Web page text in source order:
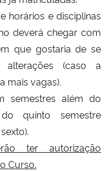
horários e disciplinas
deverá chegar com
que gostaria de se
(caso a
mais vagas).
semestres além do
quinto semestre
ter autorização
Curso.